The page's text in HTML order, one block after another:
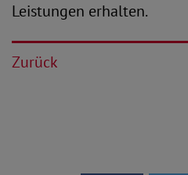
Leistungen erhalten.
Zurück